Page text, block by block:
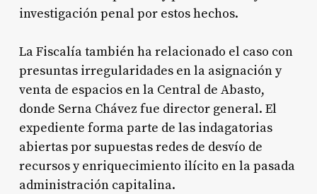
investigación penal por estos hechos.
La Fiscalía también ha relacionado el caso con
presuntas irregularidades en la asignación y
venta de espacios en la Central de Abasto,
donde Serna Chávez fue director general. El
expediente forma parte de las indagatorias
abiertas por supuestas redes de desvío de
recursos y enriquecimiento ilícito en la pasada
administración capitalina.